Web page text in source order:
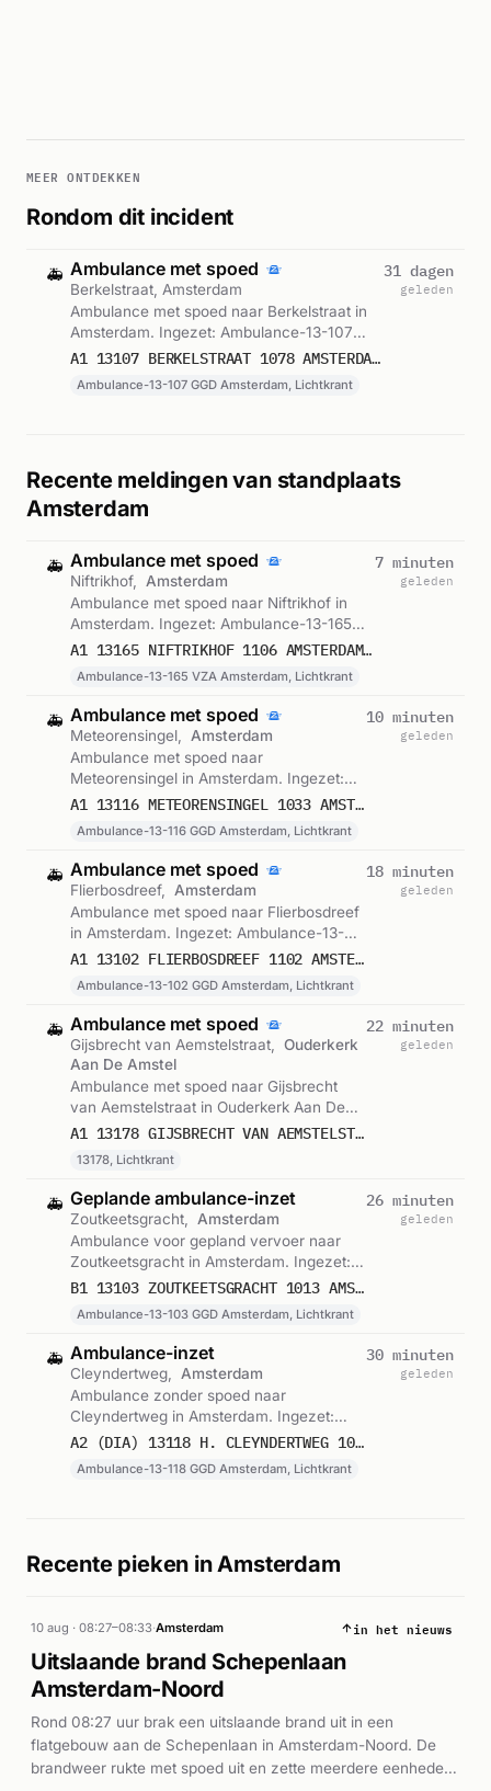
MEER ONTDEKKEN
Rondom dit incident
🚑 Ambulance met spoed
Berkelstraat, Amsterdam
Ambulance met spoed naar Berkelstraat in
Amsterdam. Ingezet: Ambulance-13-107
GGD Amsterdam, Lichtkrant. Gemeld om
A1 13107 BERKELSTRAAT 1078 AMSTERDAM 66031
Ambulance-13-107 GGD Amsterdam, Lichtkrant
31 dagen
geleden
Recente meldingen van standplaats
Amsterdam
🚑 Ambulance met spoed
Niftrikhof,
Amsterdam
Ambulance met spoed naar Niftrikhof in
Amsterdam. Ingezet: Ambulance-13-165
VZA Amsterdam, Lichtkrant. Gemeld om
A1 13165 NIFTRIKHOF 1106 AMSTERDAM 76919
Ambulance-13-165 VZA Amsterdam, Lichtkrant
7 minuten
geleden
🚑 Ambulance met spoed
Meteorensingel,
Amsterdam
Ambulance met spoed naar
Meteorensingel in Amsterdam. Ingezet:
Ambulance-13-116 GGD Amsterdam,
A1 13116 METEORENSINGEL 1033 AMSTERDAM 76918
Ambulance-13-116 GGD Amsterdam, Lichtkrant
10 minuten
geleden
🚑 Ambulance met spoed
Flierbosdreef,
Amsterdam
Ambulance met spoed naar Flierbosdreef
in Amsterdam. Ingezet: Ambulance-13-
102 GGD Amsterdam, Lichtkrant. GemeldA1 13102 FLIERBOSDREEF 1102 AMSTERDAM 76916
Ambulance-13-102 GGD Amsterdam, Lichtkrant
18 minuten
geleden
🚑 Ambulance met spoed
Gijsbrecht van Aemstelstraat,
Ouderkerk
Aan De Amstel
Ambulance met spoed naar Gijsbrecht
van Aemstelstraat in Ouderkerk Aan De
Amstel. Ingezet: 13178, Lichtkrant.
A1 13178 GIJSBRECHT VAN AEMSTELSTRAAT 1191 OUDERKERK AAN DE AMSTEL 76915
13178, Lichtkrant
22 minuten
geleden
🚑 Geplande ambulance-inzet
Zoutkeetsgracht,
Amsterdam
Ambulance voor gepland vervoer naar
Zoutkeetsgracht in Amsterdam. Ingezet:
Ambulance-13-103 GGD Amsterdam,
B1 13103 ZOUTKEETSGRACHT 1013 AMSTERDAM 76914
Ambulance-13-103 GGD Amsterdam, Lichtkrant
26 minuten
geleden
🚑 Ambulance-inzet
Cleyndertweg,
Amsterdam
Ambulance zonder spoed naar
Cleyndertweg in Amsterdam. Ingezet:
Ambulance-13-118 GGD Amsterdam,
A2 (DIA) 13118 H. CLEYNDERTWEG 1025 AMSTERDAM 76912
Ambulance-13-118 GGD Amsterdam, Lichtkrant
30 minuten
geleden
Recente pieken in Amsterdam
10 aug · 08:27–08:33·Amsterdam in het nieuws
Uitslaande brand Schepenlaan
Amsterdam-Noord
Rond 08:27 uur brak een uitslaande brand uit in een
flatgebouw aan de Schepenlaan in Amsterdam-Noord. De
brandweer rukte met spoed uit en zette meerdere eenheden